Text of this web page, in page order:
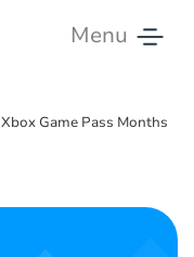
Menu
Xbox Game Pass Months